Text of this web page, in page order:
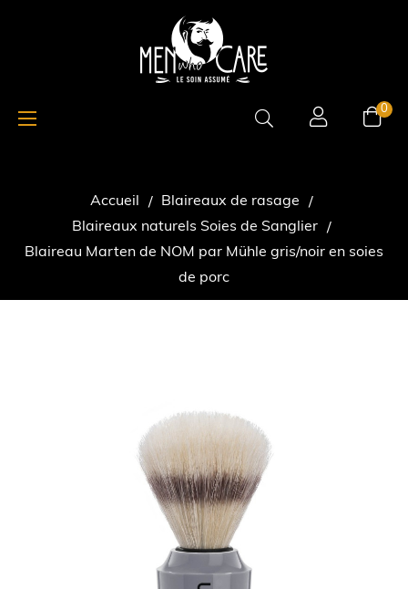
0
Basculer
la
☰
Accueil
Blaireaux de rasage
Blaireaux naturels Soies de Sanglier
Blaireau Marten de NOM par Mühle gris/noir en soies
de porc